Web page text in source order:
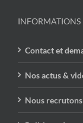
INFORMATIONS
Contact et
Nos actus &
Nous recrutons